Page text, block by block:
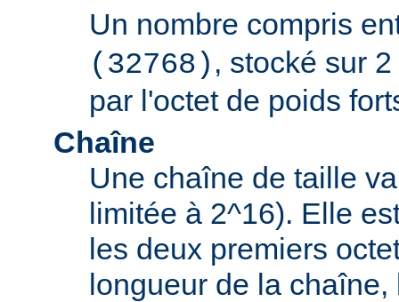
Un nombre compris
(32768) , stocké sur
par l'octet de poids
Chaîne
Une chaîne de taille
limitée à 2^16). Elle
les deux premiers
longueur de la